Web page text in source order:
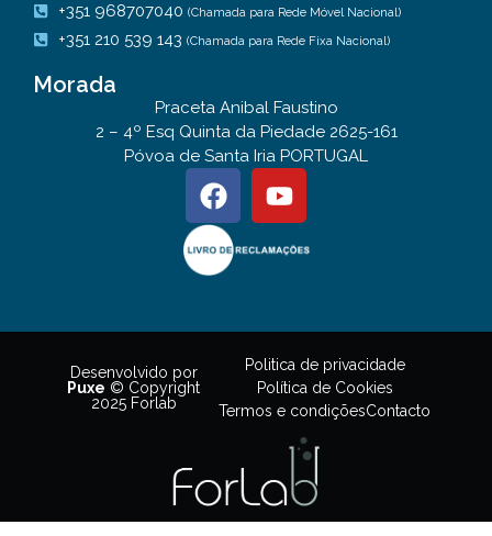
+351 968707040 (Chamada para Rede Móvel Nacional)
+351 210 539 143 (Chamada para Rede Fixa Nacional)
Morada
Praceta Anibal Faustino
2 – 4º Esq Quinta da Piedade 2625-161
Póvoa de Santa Iria PORTUGAL
Desenvolvido por
Puxe © Copyright
2025 Forlab
Politica de privacidade
Política de Cookies
Termos e condiçõesContacto